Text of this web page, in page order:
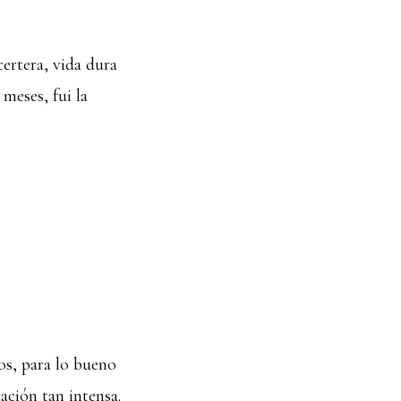
vida dura
fui la
para lo bueno
tan intensa.